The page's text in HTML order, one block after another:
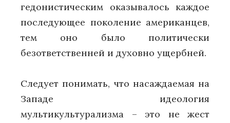
гедонистическим оказывалось каждое
последующее поколение американцев,
тем оно было политически
безответственней и духовно ущербней.
Следует понимать, что насаждаемая на
Западе идеология
мультикультурализма – это не жест